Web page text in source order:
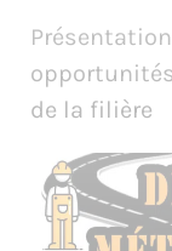
de la filière